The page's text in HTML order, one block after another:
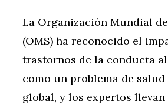
La Organización Mundial
(OMS) ha reconocido el
trastornos de la conducta
como un problema de
global, y los expertos llevan